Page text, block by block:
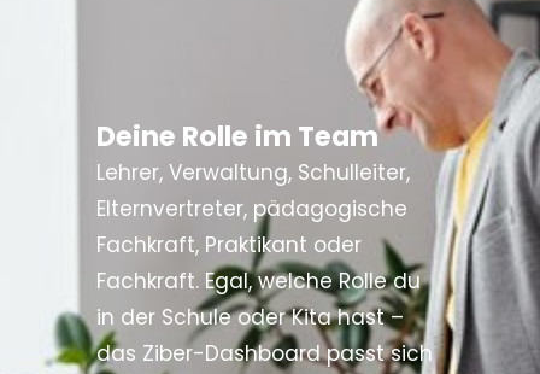
Deine Rolle im Team
Lehrer, Verwaltung, Schulleiter,
Elternvertreter, pädagogische
Fachkraft, Praktikant oder
Fachkraft. Egal, welche Rolle du
in der Schule oder Kita hast –
das Ziber-Dashboard passt sich